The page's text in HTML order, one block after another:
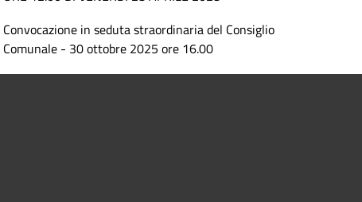
Convocazione in seduta straordinaria del Consiglio
Comunale - 30 ottobre 2025 ore 16.00